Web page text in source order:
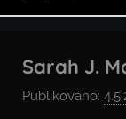
Sarah J.
Publikováno: